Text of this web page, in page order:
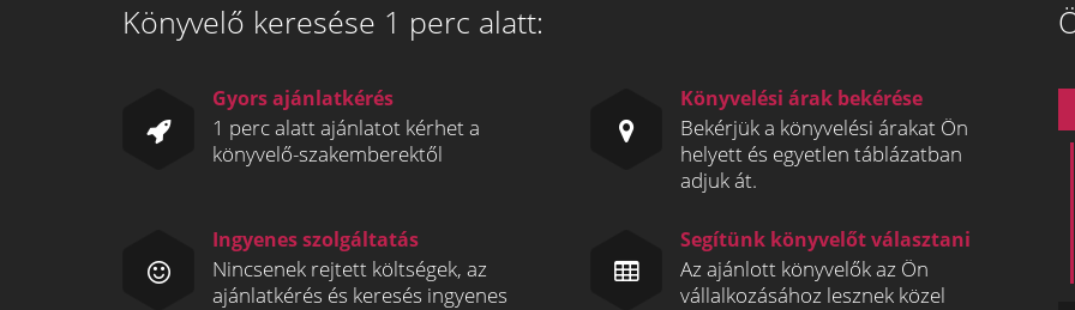
Könyvelő keresése 1 perc alatt:
Gyors ajánlatkérés
1 perc alatt ajánlatot kérhet a
könyvelő-szakemberektől
Könyvelési árak bekérése
Bekérjük a könyvelési árakat Ön
helyett és egyetlen táblázatban
adjuk át.
Ingyenes szolgáltatás
Nincsenek rejtett költségek, az
ajánlatkérés és keresés ingyenes
Segítünk könyvelőt választani
Az ajánlott könyvelők az Ön
vállalkozásához lesznek közel